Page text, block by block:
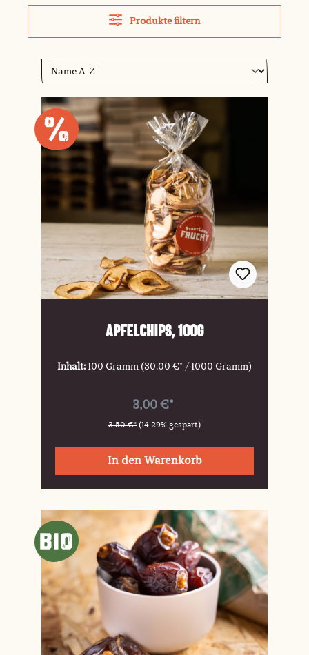
Produkte filtern
Apfelchips, 100g
Inhalt: 100 Gramm (30,00 €* / 1000 Gramm)
3,00 €*
3,50 €* (14.29% gespart)
In den Warenkorb